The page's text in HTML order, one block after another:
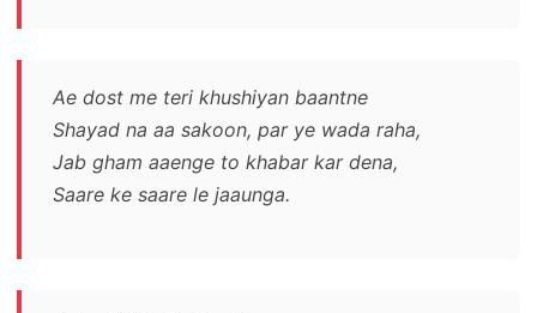
Ae dost me teri khushiyan baantne
Shayad na aa sakoon, par ye wada raha,
Jab gham aaenge to khabar kar dena,
Saare ke saare le jaaunga.